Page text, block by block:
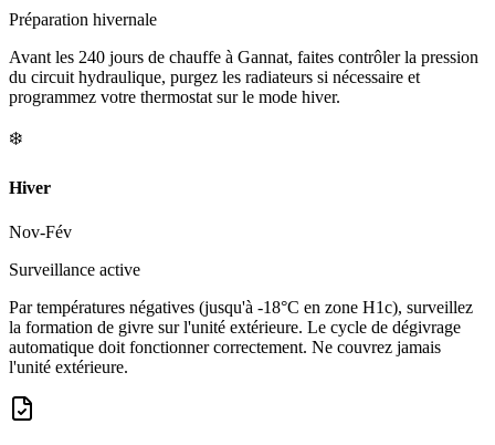
Préparation hivernale
Avant les 240 jours de chauffe à Gannat, faites contrôler la pression
du circuit hydraulique, purgez les radiateurs si nécessaire et
programmez votre thermostat sur le mode hiver.
❄️
Hiver
Nov-Fév
Surveillance active
Par températures négatives (jusqu'à -18°C en zone H1c), surveillez
la formation de givre sur l'unité extérieure. Le cycle de dégivrage
automatique doit fonctionner correctement. Ne couvrez jamais
l'unité extérieure.